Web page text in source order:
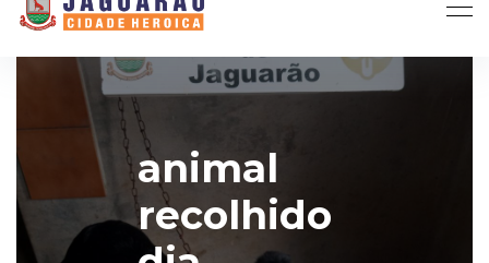
animal
recolhido